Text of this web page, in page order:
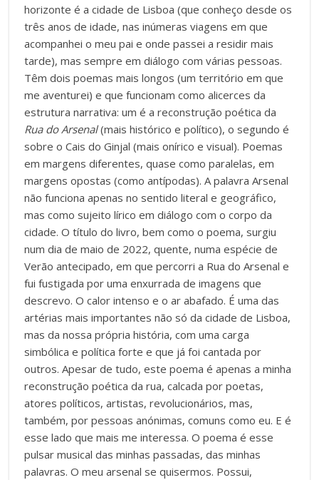
horizonte é a cidade de Lisboa (que conheço desde os
três anos de idade, nas inúmeras viagens em que
acompanhei o meu pai e onde passei a residir mais
tarde), mas sempre em diálogo com várias pessoas.
Têm dois poemas mais longos (um território em que
me aventurei) e que funcionam como alicerces da
estrutura narrativa: um é a reconstrução poética da
Rua do Arsenal(mais histórico e político), o segundo é
sobre o Cais do Ginjal (mais onírico e visual). Poemas
em margens diferentes, quase como paralelas, em
margens opostas (como antípodas). A palavra Arsenal
não funciona apenas no sentido literal e geográfico,
mas como sujeito lírico em diálogo com o corpo da
cidade. O título do livro, bem como o poema, surgiu
num dia de maio de 2022, quente, numa espécie de
Verão antecipado, em que percorri a Rua do Arsenal e
fui fustigada por uma enxurrada de imagens que
descrevo. O calor intenso e o ar abafado. É uma das
artérias mais importantes não só da cidade de Lisboa,
mas da nossa própria história, com uma carga
simbólica e política forte e que já foi cantada por
outros. Apesar de tudo, este poema é apenas a minha
reconstrução poética da rua, calcada por poetas,
atores políticos, artistas, revolucionários, mas,
também, por pessoas anónimas, comuns como eu. E é
esse lado que mais me interessa. O poema é esse
pulsar musical das minhas passadas, das minhas
palavras. O meu arsenal se quisermos. Possui,